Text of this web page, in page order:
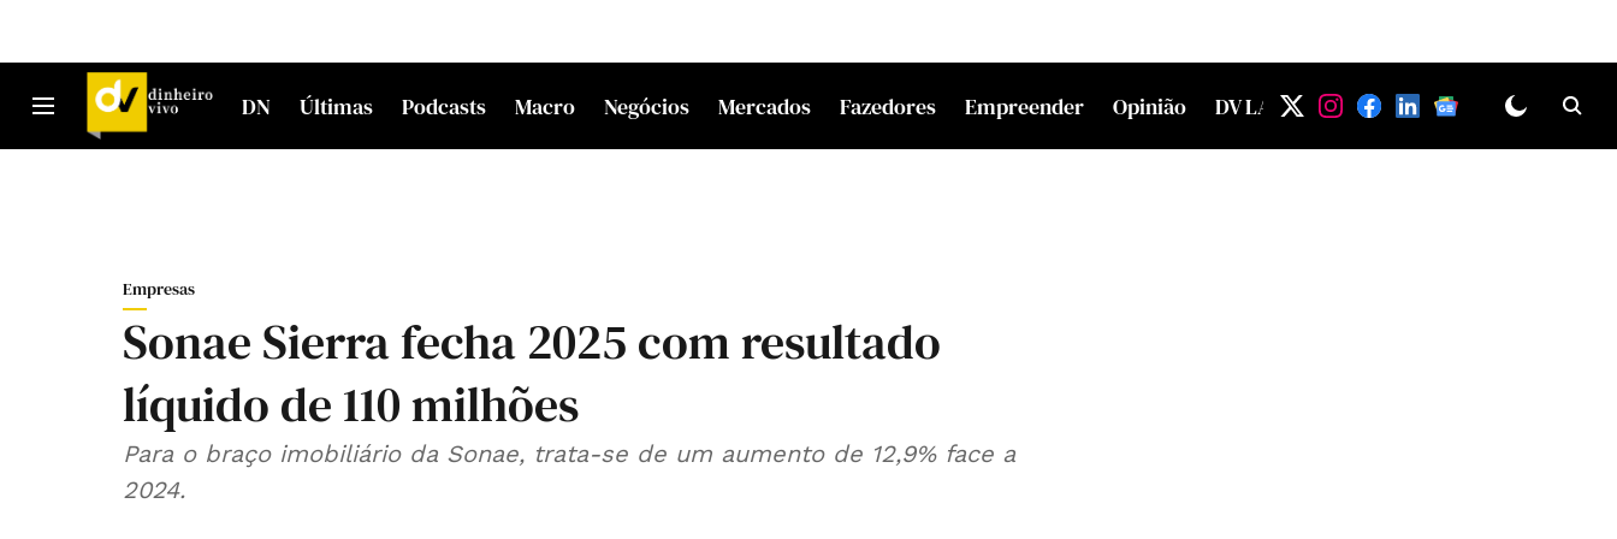
DN Últimas Podcasts Macro Negócios Mercados Fazedores Empreender Opinião DV LAB
Empresas
Sonae Sierra fecha 2025 com resultado
líquido de 110 milhões
Para o braço imobiliário da Sonae, trata-se de um aumento de 12,9% face a
2024.